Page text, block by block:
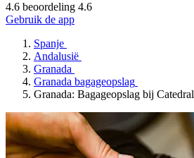
4.6 beoordeling 4.6
Gebruik de app
Spanje
Andalusië
Granada
Granada bagageopslag
Granada: Bagageopslag bij Catedral